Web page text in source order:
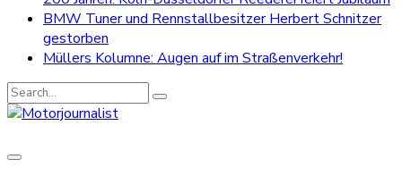
BMW Tuner und Rennstallbesitzer Herbert Schnitzer
gestorben
Müllers Kolumne: Augen auf im Straßenverkehr!
Search
for: